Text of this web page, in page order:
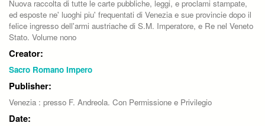
Nuova raccolta di tutte le carte pubbliche, leggi, e proclami stampate,
ed esposte ne' luoghi piu' frequentati di Venezia e sue provincie dopo il
felice ingresso dell'armi austriache di S.M. Imperatore, e Re nel Veneto
Stato. Volume nono
Creator:
Sacro Romano Impero
Publisher:
Venezia : presso F. Andreola. Con Permissione e Privilegio
Date: